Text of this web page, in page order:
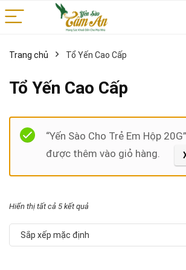
Trang chủ Tổ Yến Cao Cấp
Tổ Yến Cao Cấp
“Yến Sào Cho Trẻ Em Hộp
được thêm vào giỏ hàng.
Hiển thị tất cả 5 kết quả
Sắp xếp mặc định